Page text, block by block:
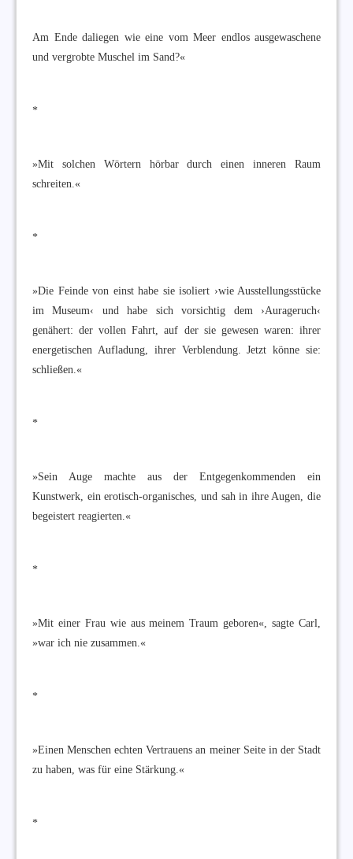
Am Ende daliegen wie eine vom Meer endlos ausgewaschene
und vergrobte Muschel im Sand?«
*
»Mit solchen Wörtern hörbar durch einen inneren Raum
schreiten.«
*
»Die Feinde von einst habe sie isoliert ›wie Ausstellungsstücke
im Museum‹ und habe sich vorsichtig dem ›Aurageruch‹
genähert: der vollen Fahrt, auf der sie gewesen waren: ihrer
energetischen Aufladung, ihrer Verblendung. Jetzt könne sie:
schließen.«
*
»Sein Auge machte aus der Entgegenkommenden ein
Kunstwerk, ein erotisch-organisches, und sah in ihre Augen, die
begeistert reagierten.«
*
»Mit einer Frau wie aus meinem Traum geboren«, sagte Carl,
»war ich nie zusammen.«
*
»Einen Menschen echten Vertrauens an meiner Seite in der Stadt
zu haben, was für eine Stärkung.«
*